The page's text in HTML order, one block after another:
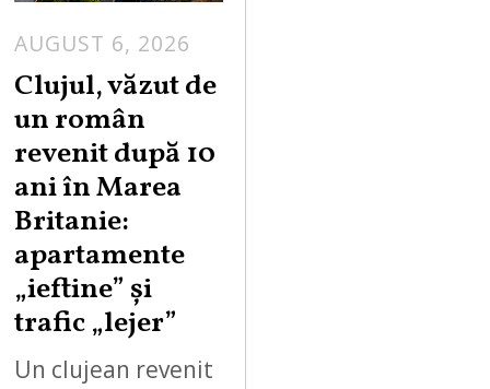
AUGUST 6, 2026
Clujul, văzut de
un român
revenit după 10
ani în Marea
Britanie:
apartamente
„ieftine” și
trafic „lejer”
Un clujean revenit